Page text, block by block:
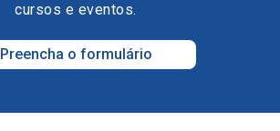
cursos e eventos.
Preencha o formulário